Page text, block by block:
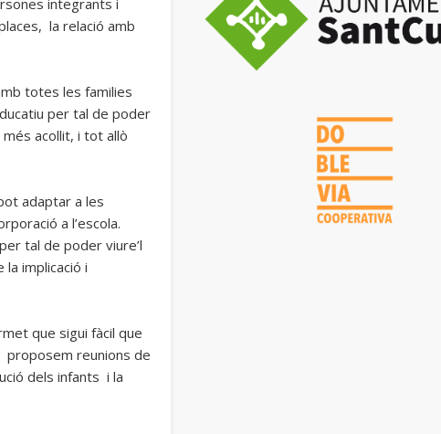
la relació amb
totes les families
per tal de poder
acollit, i tot allò
adaptar a les
a l’escola.
tal de poder viure’l
implicació i
que sigui fàcil que
proposem reunions de
dels infants i la